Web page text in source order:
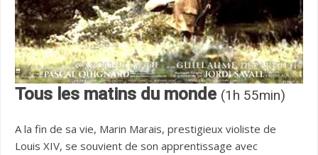
Tous les matins du monde (1h 55min)
A la fin de sa vie, Marin Marais, prestigieux violiste de
Louis XIV, se souvient de son apprentissage avec